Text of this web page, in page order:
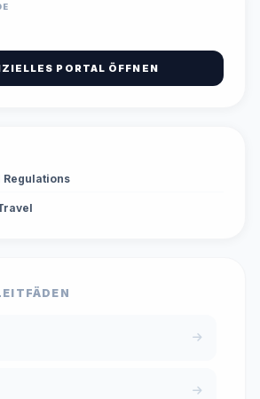
PORTAL ÖFFNEN
Regulations